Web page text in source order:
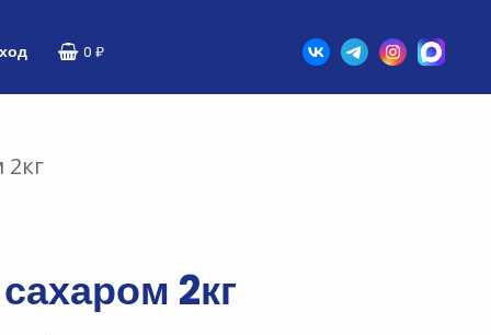
0 ₽
2кг
2кг